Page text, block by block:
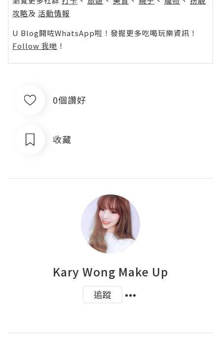
攻略及 活動情報
U Blog開咗WhatsApp啦！發掘更多吃喝玩樂資訊！
Follow 我哋 ！
0個讚好
收藏
Kary Wong Make Up
追蹤